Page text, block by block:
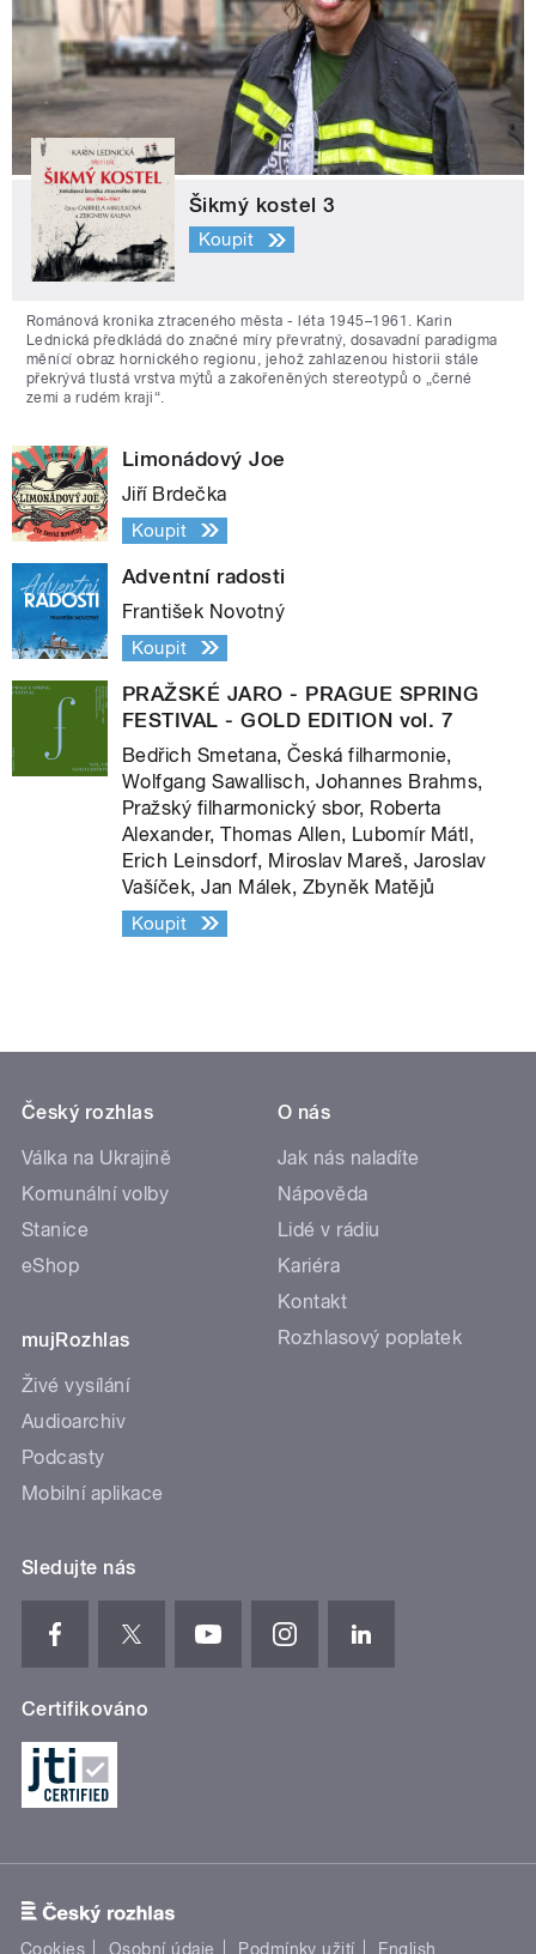
Šikmý kostel 3
Koupit
Románová kronika ztraceného města - léta 1945–1961. Karin
Lednická předkládá do značné míry převratný, dosavadní paradigma
měnící obraz hornického regionu, jehož zahlazenou historii stále
překrývá tlustá vrstva mýtů a zakořeněných stereotypů o „černé
zemi a rudém kraji“.
Limonádový Joe
Jiří Brdečka
Koupit
Adventní radosti
František Novotný
Koupit
PRAŽSKÉ JARO - PRAGUE SPRING
FESTIVAL - GOLD EDITION vol. 7
Bedřich Smetana, Česká filharmonie,
Wolfgang Sawallisch, Johannes Brahms,
Pražský filharmonický sbor, Roberta
Alexander, Thomas Allen, Lubomír Mátl,
Erich Leinsdorf, Miroslav Mareš, Jaroslav
Vašíček, Jan Málek, Zbyněk Matějů
Koupit
Český rozhlas
Válka na Ukrajině
Komunální volby
Stanice
eShop
mujRozhlas
Živé vysílání
Audioarchiv
Podcasty
Mobilní aplikace
O nás
Jak nás naladíte
Nápověda
Lidé v rádiu
Kariéra
Kontakt
Rozhlasový poplatek
Sledujte nás
Certifikováno
Cookies Osobní údaje Podmínky užití English